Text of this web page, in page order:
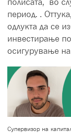
период. .
одлукта да се
инвестирање
осигурување
Супервизор на